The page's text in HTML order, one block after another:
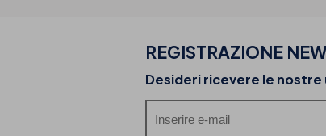
Scopri i food truck di THB hotels e la loro
REGISTRAZIONE
Desideri ricevere le